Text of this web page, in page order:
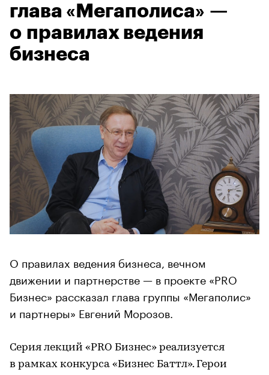
глава «Мегаполиса» —
о правилах ведения
бизнеса
О правилах ведения бизнеса, вечном
движении и партнерстве — в проекте «PRO
Бизнес» рассказал глава группы «Мегаполис»
и партнеры» Евгений Морозов.
Серия лекций «PRO Бизнес» реализуется
в рамках конкурса «Бизнес Баттл». Герои